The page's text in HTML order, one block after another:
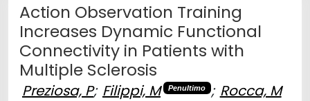
Action Observation Training
Increases Dynamic Functional
Connectivity in Patients with
Multiple Sclerosis
Preziosa, P; Filippi, M Penultimo ; Rocca, M